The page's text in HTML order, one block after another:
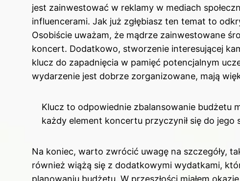
jest zainwestować w reklamy w mediach
influencerami. Jak już zgłębiasz ten temat to
Osobiście uważam, że mądrze zainwestowane
koncert. Dodatkowo, stworzenie interesującej
klucz do zapadnięcia w pamięć potencjalnym
wydarzenie jest dobrze zorganizowane, mają
Klucz to odpowiednie zbalansowanie budżetu
każdy element koncertu przyczynił się do jego
Na koniec, warto zwrócić uwagę na szczegóły,
również wiążą się z dodatkowymi wydatkami,
planowaniu budżetu. W przeszłości miałem